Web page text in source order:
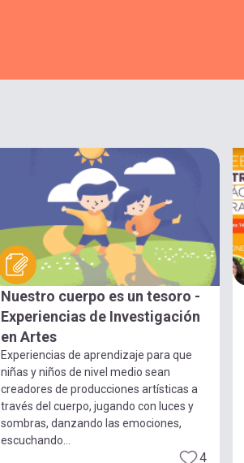
Nuestro cuerpo es un tesoro -
Experiencias de Investigación
en Artes
Experiencias de aprendizaje para que
niñas y niños de nivel medio sean
creadores de producciones artísticas a
través del cuerpo, jugando con luces y
sombras, danzando las emociones,
escuchando...
4